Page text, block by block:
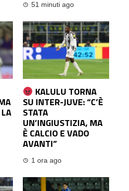
51 minuti ago
KALULU TORNA
SU INTER-JUVE: “C’È
STATA
UN’INGIUSTIZIA, MA
È CALCIO E VADO
AVANTI”
1 ora ago